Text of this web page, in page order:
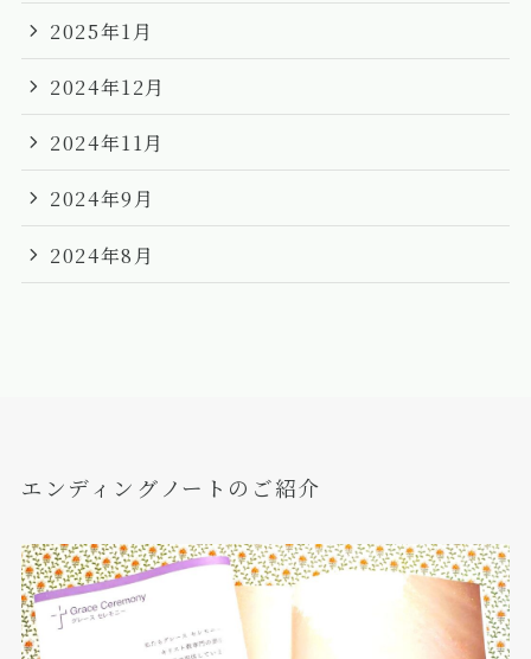
2025年1月
2024年12月
2024年11月
2024年9月
2024年8月
エンディングノートのご紹介